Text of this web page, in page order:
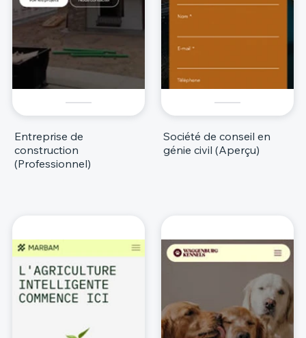
Entreprise de
construction
(Professionnel)
Société de conseil en
génie civil (Aperçu)